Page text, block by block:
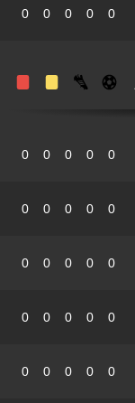
0
0
0
0
0
0
0
0
0
0
0
0
0
0
0
0
0
0
0
0
0
0
0
0